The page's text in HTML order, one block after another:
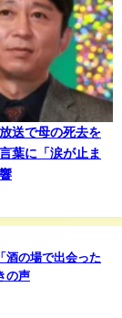
送で母の死去を
葉に「涙が止ま
酒の場で出会った
の声